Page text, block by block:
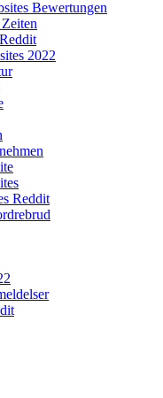
Bewertungen
2022
Reddit